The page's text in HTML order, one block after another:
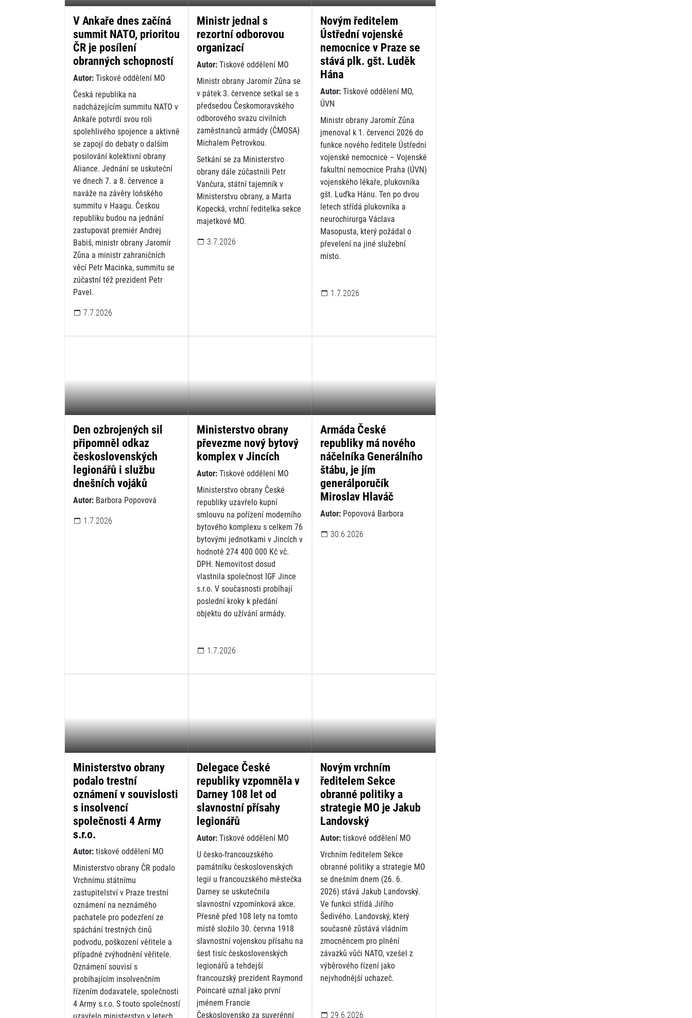
V Ankaře dnes začíná
summit NATO, prioritou
ČR je posílení
obranných schopností
Autor: Tiskové oddělení MO
Česká republika na
nadcházejícím summitu NATO v
Ankaře potvrdí svou roli
spolehlivého spojence a aktivně
se zapojí do debaty o dalším
posilování kolektivní obrany
Aliance. Jednání se uskuteční
ve dnech 7. a 8. července a
naváže na závěry loňského
summitu v Haagu. Českou
republiku budou na jednání
zastupovat premiér Andrej
Babiš, ministr obrany Jaromír
Zůna a ministr zahraničních
věcí Petr Macinka, summitu se
zúčastní též prezident Petr
Pavel.
7.7.2026
Ministr jednal s
rezortní odborovou
organizací
Autor: Tiskové oddělení MO
Ministr obrany Jaromír Zůna se
v pátek 3. července setkal se s
předsedou Českomoravského
odborového svazu civilních
zaměstnanců armády (ČMOSA)
Michalem Petrovkou.
Setkání se za Ministerstvo
obrany dále zúčastnili Petr
Vančura, státní tajemník v
Ministerstvu obrany, a Marta
Kopecká, vrchní ředitelka sekce
majetkové MO.
3.7.2026
Novým ředitelem
Ústřední vojenské
nemocnice v Praze se
stává plk. gšt. Luděk
Hána
Autor: Tiskové oddělení MO,
ÚVN
Ministr obrany Jaromír Zůna
jmenoval k 1. červenci 2026 do
funkce nového ředitele Ústřední
vojenské nemocnice – Vojenské
fakultní nemocnice Praha (ÚVN)
vojenského lékaře, plukovníka
gšt. Luďka Hánu. Ten po dvou
letech střídá plukovníka a
neurochirurga Václava
Masopusta, který požádal o
převelení na jiné služební
místo.
1.7.2026
Den ozbrojených sil
připomněl odkaz
československých
legionářů i službu
dnešních vojáků
Autor: Barbora Popovová
1.7.2026
Ministerstvo obrany
převezme nový bytový
komplex v Jincích
Autor: Tiskové oddělení MO
Ministerstvo obrany České
republiky uzavřelo kupní
smlouvu na pořízení moderního
bytového komplexu s celkem 76
bytovými jednotkami v Jincích v
hodnotě 274 400 000 Kč vč.
DPH. Nemovitost dosud
vlastnila společnost IGF Jince
s.r.o. V současnosti probíhají
poslední kroky k předání
objektu do užívání armády.
1.7.2026
Armáda České
republiky má nového
náčelníka Generálního
štábu, je jím
generálporučík
Miroslav Hlaváč
Autor: Popovová Barbora
30.6.2026
Ministerstvo obrany
podalo trestní
oznámení v souvislosti
s insolvencí
společnosti 4 Army
s.r.o.
Autor: tiskové oddělení MO
Ministerstvo obrany ČR podalo
Vrchnímu státnímu
zastupitelství v Praze trestní
oznámení na neznámého
pachatele pro podezření ze
spáchání trestných činů
podvodu, poškození věřitele a
případné zvýhodnění věřitele.
Oznámení souvisí s
probíhajícím insolvenčním
řízením dodavatele, společnosti
4 Army s.r.o. S touto společností
Delegace České
republiky vzpomněla v
Darney 108 let od
slavnostní přísahy
legionářů
Autor: Tiskové oddělení MO
U česko-francouzského
památníku československých
legií u francouzského městečka
Darney se uskutečnila
slavnostní vzpomínková akce.
Přesně před 108 lety na tomto
místě složilo 30. června 1918
slavnostní vojenskou přísahu na
šest tisíc československých
legionářů a tehdejší
francouzský prezident Raymond
Poincaré uznal jako první
jménem Francie
Československo za suverénní
Novým vrchním
ředitelem Sekce
obranné politiky a
strategie MO je Jakub
Landovský
Autor: tiskové oddělení MO
Vrchním ředitelem Sekce
obranné politiky a strategie MO
se dnešním dnem (26. 6.
2026) stává Jakub Landovský.
Ve funkci střídá Jiřího
Šedivého. Landovský, který
současně zůstává vládním
zmocněncem pro plnění
závazků vůči NATO, vzešel z
výběrového řízení jako
nejvhodnější uchazeč.
29.6.2026